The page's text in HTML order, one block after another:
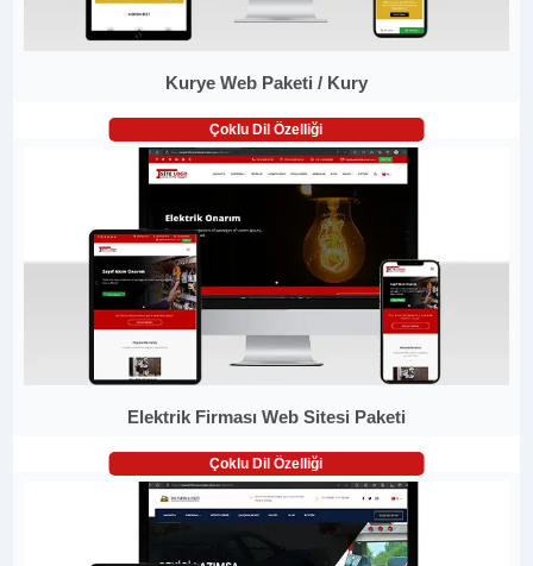
Kurye Web Paketi / Kury
Çoklu Dil Özelliği
Elektrik Firması Web Sitesi Paketi
Çoklu Dil Özelliği